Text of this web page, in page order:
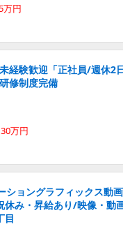
万円
経験歓迎「正社員/週休2
修制度完備
万円
ショングラフィックス動
休み・昇給あり/映像・動
目